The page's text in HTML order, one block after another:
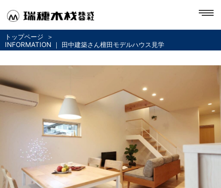
トップページ
INFORMATION ｜ 田中建築さん檀田モデルハウス見学